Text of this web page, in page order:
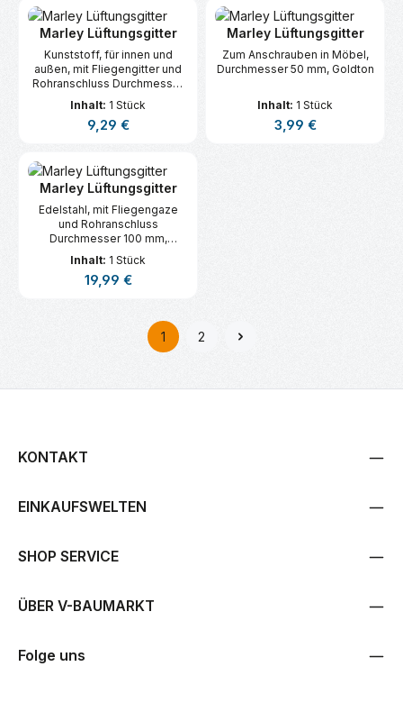
Marley Lüftungsgitter
Kunststoff, für innen und
außen, mit Fliegengitter und
Rohranschluss Durchmesser
mm, Anthrazit
Inhalt: 1 Stück
Regulärer Preis:
9,29 €
Marley Lüftungsgitter
Zum Anschrauben in Möbel,
Durchmesser 50 mm, Goldton
Inhalt: 1 Stück
Regulärer Preis:
3,99 €
Marley Lüftungsgitter
Edelstahl, mit Fliegengaze
und Rohranschluss
Durchmesser 100 mm,
Inhalt: 1 Stück
Regulärer Preis:
19,99 €
Seite
1
Seite
2
KONTAKT
EINKAUFSWELTEN
SHOP SERVICE
ÜBER V-BAUMARKT
Folge uns